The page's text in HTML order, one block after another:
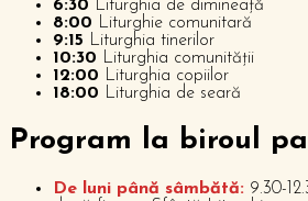
6:30 Liturghia de dimineață
8:00 Liturghie comunitară
9:15 Liturghia tinerilor
10:30 Liturghia comunității
12:00 Liturghia copiilor
18:00 Liturghia de seară
Program la biroul
De luni până sâmbătă: 9.30-